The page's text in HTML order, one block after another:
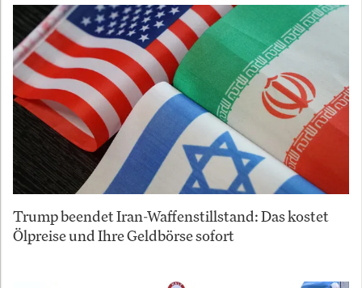
Trump beendet Iran-Waffenstillstand: Das kostet
Ölpreise und Ihre Geldbörse sofort